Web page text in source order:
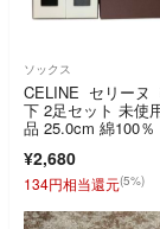
ソックス
CELINE セリーヌ
下 2足セット 未使
品 25.0cm 綿100％
物 紳士用 ビジネスソ
ックス ワンポイント
刺繍 ネイビー 濃紺
レー 紺
¥2,680
134円相当還元(5%)